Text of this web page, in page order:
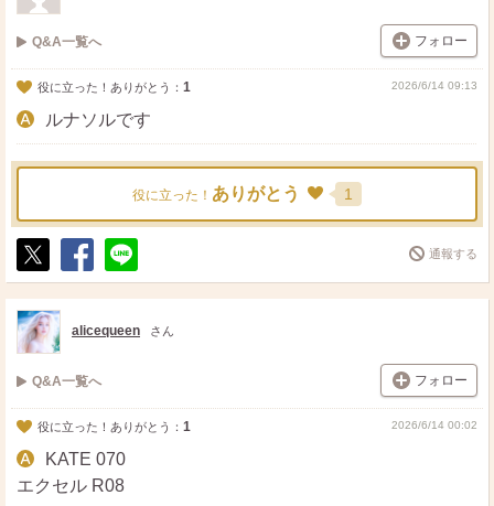
Q&A一覧へ フォロー
役に立った！ありがとう： 1 2026/6/14 09:13
ルナソルです
役に立った！ ありがとう 1
ポ
ス
ト
シ
ェ
送
る
通報する
alicequeen さん
Q&A一覧へ フォロー
役に立った！ありがとう： 1 2026/6/14 00:02
KATE 070
エクセル R08